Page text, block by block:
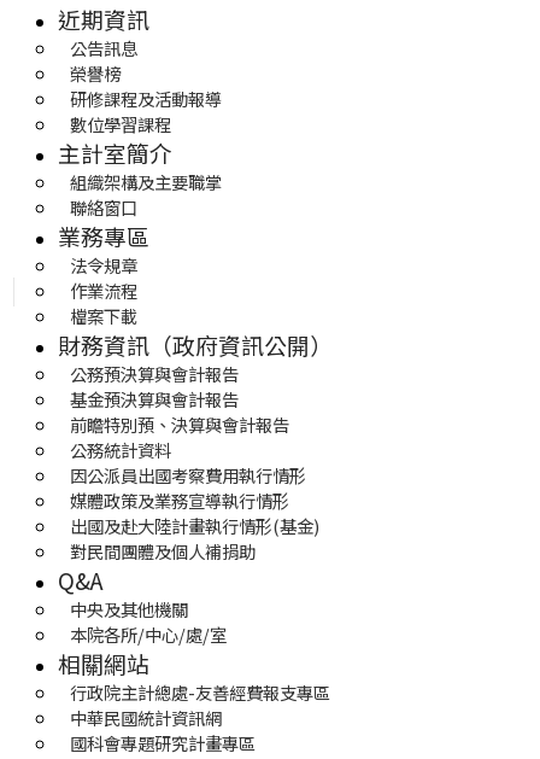
近期資訊
公告訊息
榮譽榜
研修課程及活動報導
數位學習課程
主計室簡介
組織架構及主要職掌
聯絡窗口
業務專區
法令規章
作業流程
檔案下載
財務資訊（政府資訊公開）
公務預決算與會計報告
基金預決算與會計報告
前瞻特別預、決算與會計報告
公務統計資料
因公派員出國考察費用執行情形
媒體政策及業務宣導執行情形
出國及赴大陸計畫執行情形(基金)
對民間團體及個人補捐助
Q&A
中央及其他機關
本院各所/中心/處/室
相關網站
行政院主計總處-友善經費報支專區
中華民國統計資訊網
國科會專題研究計畫專區